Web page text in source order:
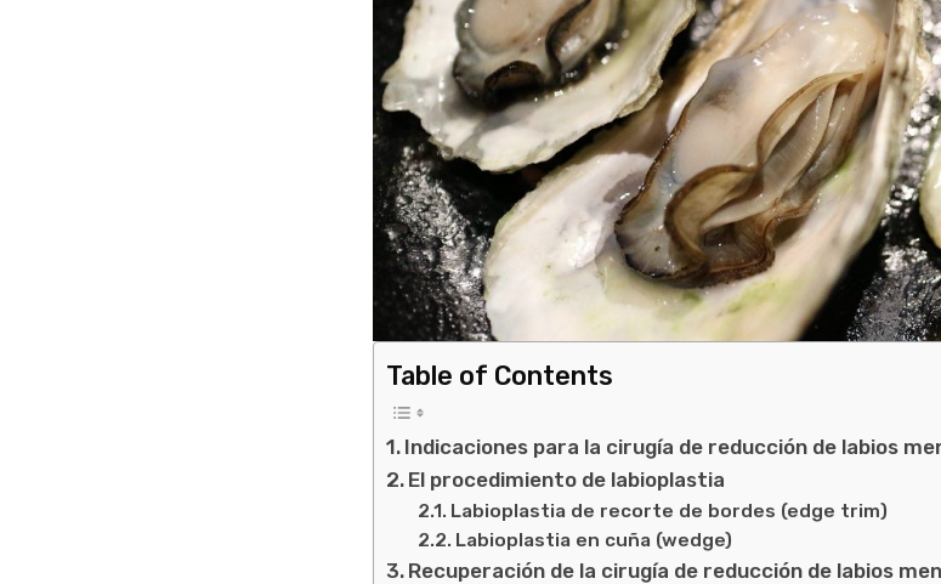
Table of Contents
Indicaciones para la cirugía de reducción de labios
El procedimiento de labioplastia
Labioplastia de recorte de bordes (edge trim)
Labioplastia en cuña (wedge)
Recuperación de la cirugía de reducción de labios